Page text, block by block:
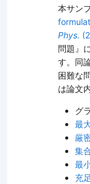
本サン
Phys.
問題』
す。同
困難な
は論文
グ
最
厳
集
最
充